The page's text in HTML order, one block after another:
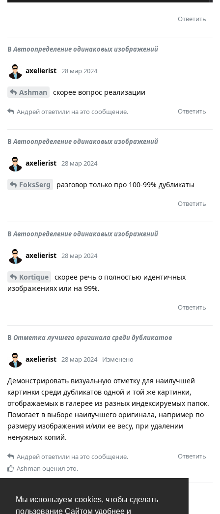
Мы используем cookies, чтобы сделать
пользование Сайтом удобнее и
Ответить
ВАвтоопределение одинаковых изображений
axelierist 28 мар 2024
Ashman скорее вопрос реализации
Ответить
Андрейответили на это сообщение.
ВАвтоопределение одинаковых изображений
axelierist 28 мар 2024
FoksSerg разговор только про 100-99% дубликаты
Ответить
ВАвтоопределение одинаковых изображений
axelierist 28 мар 2024
Kortique
скорее речь о полностью идентичных
изображениях или на 99%.
Ответить
В Отметка лучшего оригинала среди дубликатов
axelierist 28 мар 2024 Изменено
Демонстрировать визуальную отметку для наилучшей
картинки среди дубликатов одной и той же картинки,
отображаемых в галерее из разных индексируемых папок.
Помогает в выборе наилучшего оригинала, например по
размеру изображения и/или ее весу, при удалении
ненужных копий.
Ответить
Андрейответили на это сообщение.
Ashman оценил это.
Автоопределение одинаковых изображений